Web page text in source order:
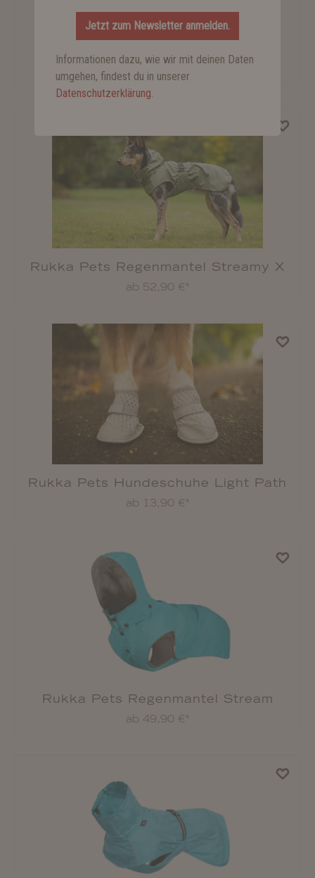
Rukka Pets Strickpullover Sparky
ab 24,90 €*
Rukka Pets Thermojacke Lucky
ab 49,90 €*
Rukka Pets Regenmantel Hayton Warm
ab 52,90 €*
Rukka Pets Regenmantel Hayton X
ab 54,90 €*